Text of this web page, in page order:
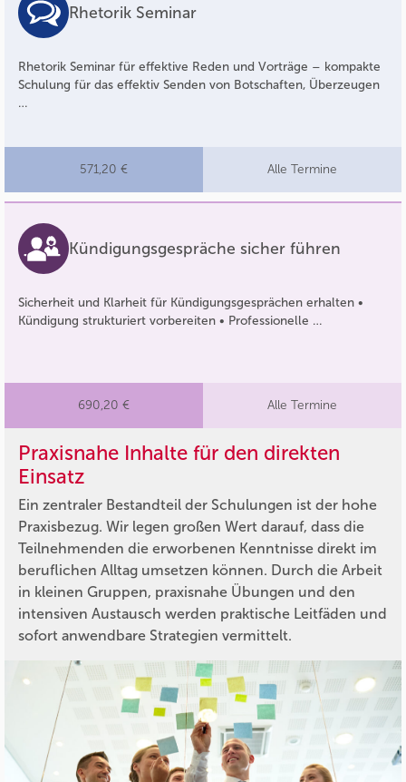
Rhetorik Seminar
Rhetorik Seminar für effektive Reden und Vorträge – kompakte
Schulung für das effektiv Senden von Botschaften, Überzeugen
…
571,20 € Alle Termine
Kündigungsgespräche sicher führen
Sicherheit und Klarheit für Kündigungsgesprächen erhalten •
Kündigung strukturiert vorbereiten • Professionelle …
690,20 € Alle Termine
Praxisnahe Inhalte für den direkten
Einsatz
Ein zentraler Bestandteil der Schulungen ist der hohe
Praxisbezug. Wir legen großen Wert darauf, dass die
Teilnehmenden die erworbenen Kenntnisse direkt im
beruflichen Alltag umsetzen können. Durch die Arbeit
in kleinen Gruppen, praxisnahe Übungen und den
intensiven Austausch werden praktische Leitfäden und
sofort anwendbare Strategien vermittelt.